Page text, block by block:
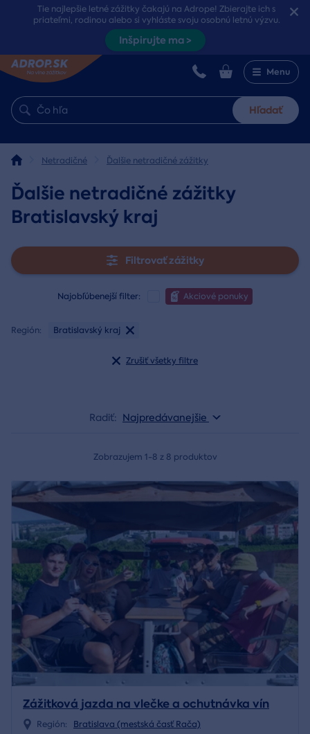
Tie najlepšie letné zážitky čakajú na Adrope! Zbierajte ich s
priateľmi, rodinou alebo si vyhláste svoju osobnú letnú výzvu.
Inšpirujte ma >
Menu
Hľadať
Netradičné Ďalšie netradičné zážitky
Ďalšie netradičné zážitky
Bratislavský kraj
Filtrovať zážitky
Najobľúbenejší filter: Akciové ponuky
Región: Bratislavský kraj
Zrušiť všetky filtre
Radiť: Najpredávanejšie
Zobrazujem 1-8 z 8 produktov
Zážitková jazda na vlečke a ochutnávka vín
Región: Bratislava (mestská časť Rača)